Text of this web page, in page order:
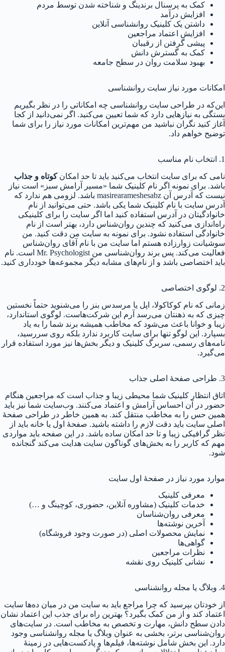
کمک به پرسنال برندینگ و شناخته شدن توسط مردم
افزایش درآمد
داشتن یک کلینیک روانشناسی آنلاین
افزایش اعتماد مراجعین
پیشی گرفتن از رقیبان
کمک به گسترش دانش
بهبود سلامت روان در سطح جامعه
امکانات مورد نیاز سایت روانشناسی
این‌که در طراحی سایت روانشناسی چه امکاناتی را در نظر بگیریم
بستگی به نیازهایی دارد که شما تعیین می‌کنید. اگر نمی‌دانید از کجا
آغاز کنید نگران نباشید من مهم‌ترین امکانات مورد نیاز را برای شما
توضیح خواهم داد.
1. انتخاب نام مناسب
نامی که برای سایت انتخاب می‌کنید باید تا حد امکانکوتاه و جذاب
باشد. برای نمونه اگر نام کلینیک شما «مسیر آرامش سبز» است نیاز
نیست که آدرس آن masirearameshesabz باشد. لزومی هم ندارد که
آدرس سایت با نام کلینیک شما یکی باشد. حتی می‌توانید از نام
خانوادگیتان در آدرس استفاده کنید اما اگر سایت را برای کلینیکی
راه‌اندازی می‌کنید که چندین روان‌شناس دارد، بهتر است از نام
خانوادگی استفاده نشود. برای نمونه به سایت من دقت کنید. من
سوشیانت زوارزاده هستم اما سایت من با نام آقای روان‌شناس
فعالیت می‌کند. پس برند روان‌شناسی من Mr. Psychologist است. نام
باید اختصاصی باشد و از نام‌های مشابه دیگر مجموعه‌ها خودداری کنید.
2. لوگوی اختصاصی
زمانی که نام کوکاکولا، اپل یا مرسدس بنز را می‌شنوید حتماً نخستین
چیزی که به ذهنتان می‌رسد آرم این شرکت‌هاست. لوگوی استاندارد،
زیبا و خوانا باعث می‌شود که مخاطب همیشه برند شما را به یاد
بسپارد. این لوگو تنها برای سایت کاربرد ندارد بلکه روی سررسید،
نامه‌های رسمی، سربرگ کلینیک و دیگر بخش‌ها نیز مورد استفاده قرار
می‌گیرد.
3. طراحی صفحهٔ اصلی جذاب
اتاق انتظار کلینیک شما محیطی زیبا و جذاب است که مراجعین هنگام
حضور در آن احساس آرامش و اعتماد می‌کنند. وب‌سایت شما نیز باید
همین حس را به مخاطب منتقل کند. به همین خاطر در طراحی صفحهٔ
اصلی سایت باید دقت لازم را داشته باشید. صفحهٔ اول یا خانه باید از
نظر گرافیکی زیبا و تا حد امکان ساده باشد. در این صفحه باید مواردی
مهم که کاربر را به بخش‌های گوناگون سایت هدایت می‌کند گنجانده
شود.
موارد مورد نیاز در صفحهٔ اول سایت
معرفی کلینیک
خدمات کلینیک (مشاوره آنلاین، حضوری، کوچینگ و …)
معرفی روان‌شناسان
آخرین نوشته‌ها
نمایش محصولات اصلی (در صورت وجود فروشگاه)
گواهی‌ها
نظرات مراجعین
نشانی کلینیک روی نقشه
4. وبلاگ یا مجله روانشناسی
از خودتان بپرسید که چرا مراجع باید به سایت من در میان ده‌ها سایت
اعتماد کند و از من کمک بگیرد؟ بهترین راه برای جذب این اعتماد نشان
دادن سطح دانش، مهارت و تخصص به مخاطب است. در سایت‌های
روان‌شناسی برتر، بخشی به عنوان وبلاگ یا مجله روانشناسی وجود
دارد. این بخش شامل نوشته‌ها، فیلم‌ها و پادکست‌هایی در زمینهٔ